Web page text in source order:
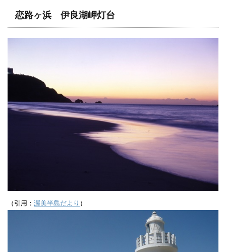
恋路ヶ浜 伊良湖岬灯台
（引用： 渥美半島だより ）